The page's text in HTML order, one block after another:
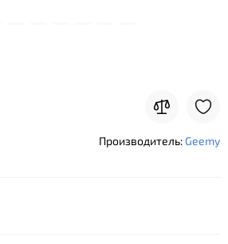
Производитель: Geemy